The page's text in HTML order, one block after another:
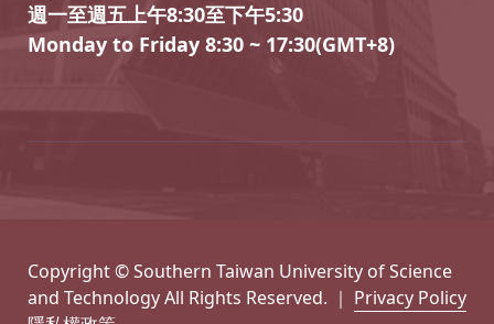
週一至週五上午8:30至下午5:30
Monday to Friday 8:30 ~ 17:30(GMT+8)
Copyright © Southern Taiwan University of Science
and Technology All Rights Reserved. ｜ Privacy Policy